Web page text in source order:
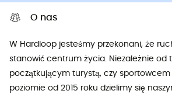
O nas
W Hardloop jesteśmy przekonani, że
stanowić centrum życia. Niezależnie od
początkującym turystą, czy sportowcem
poziomie od 2015 roku dzielimy się